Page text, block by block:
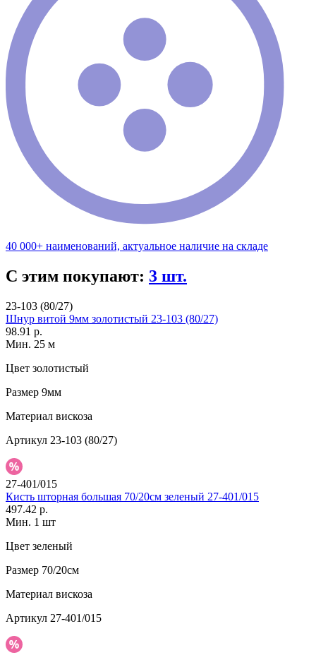
40 000+ наименований, актуальное наличие на складе
С этим покупают: 3 шт.
23-103 (80/27)
Шнур витой 9мм золотистый 23-103 (80/27)
98.91 р.
Мин. 25 м
Цвет золотистый
Размер 9мм
Материал вискоза
Артикул 23-103 (80/27)
27-401/015
Кисть шторная большая 70/20см зеленый 27-401/015
497.42 р.
Мин. 1 шт
Цвет зеленый
Размер 70/20см
Материал вискоза
Артикул 27-401/015